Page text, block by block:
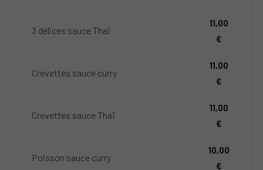
3 délices sauce Thaï
11,00
€
Crevettes sauce curry
11,00
€
Crevettes sauce Thaï
11,00
€
Poisson sauce curry
10,00
€